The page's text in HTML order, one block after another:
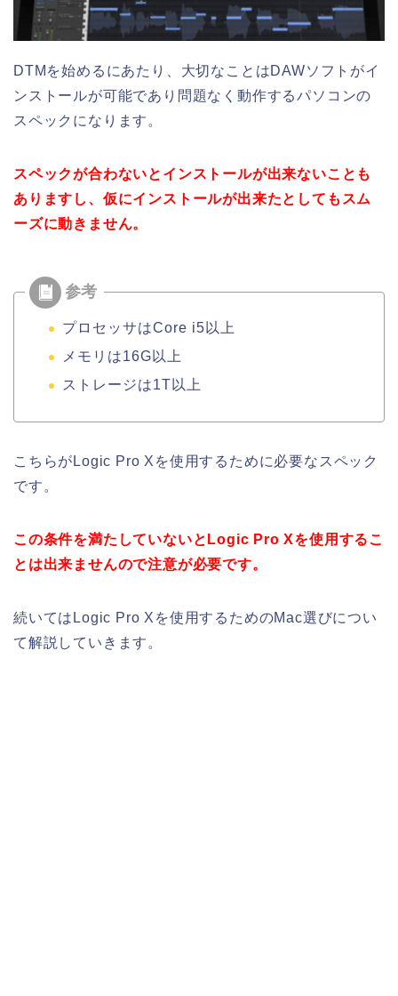
DTMを始めるにあたり、大切なことはDAWソフトがイ
ンストールが可能であり問題なく動作するパソコンの
スペックになります。
スペックが合わないとインストールが出来ないことも
ありますし、仮にインストールが出来たとしてもスム
ーズに動きません。
プロセッサはCore i5以上
メモリは16G以上
ストレージは1T以上
こちらがLogic Pro Xを使用するために必要なスペック
です。
この条件を満たしていないとLogic Pro Xを使用するこ
とは出来ませんので注意が必要です。
続いてはLogic Pro Xを使用するためのMac選びについ
て解説していきます。